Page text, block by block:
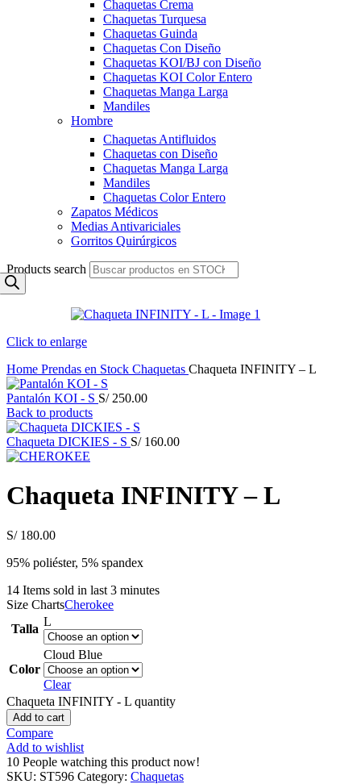
Chaquetas Crema
Chaquetas Turquesa
Chaquetas Guinda
Chaquetas Con Diseño
Chaquetas KOI/BJ con Diseño
Chaquetas KOI Color Entero
Chaquetas Manga Larga
Mandiles
Hombre
Chaquetas Antifluidos
Chaquetas con Diseño
Chaquetas Manga Larga
Mandiles
Chaquetas Color Entero
Zapatos Médicos
Medias Antivariciales
Gorritos Quirúrgicos
Products search
Click to enlarge
Home Prendas en Stock Chaquetas Chaqueta INFINITY – L
Pantalón KOI - S S/250.00
Back to products
Chaqueta DICKIES - S S/160.00
Chaqueta INFINITY – L
S/180.00
95% poliéster, 5% spandex
14 Items sold in last 3 minutes
Size ChartsCherokee
Talla
L
Color
Cloud Blue
Clear
Chaqueta INFINITY - L quantity
Add to cart
Compare
Add to wishlist
10 People watching this product now!
SKU: ST596 Category: Chaquetas